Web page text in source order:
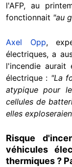
l'AFP, au
fonctionnait "au
Axel Opp,
électriques, a
l'incendie
électrique : "La
atypique pour
cellules de
elles
Risque
véhicules
thermiques ?